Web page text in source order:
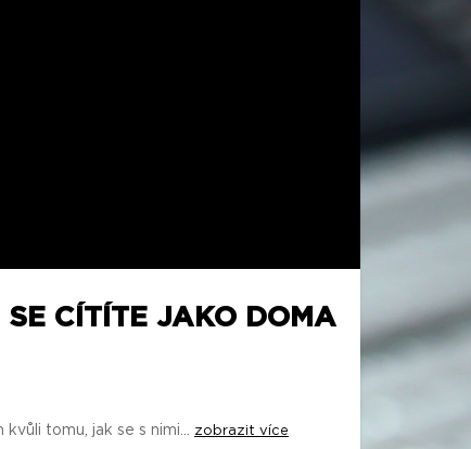
CÍTÍTE JAKO DOMA
tomu, jak se s nimi... zobrazit více